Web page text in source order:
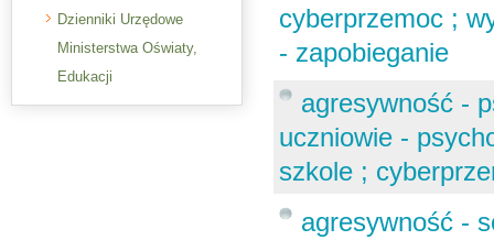
Dzienniki Urzędowe
Ministerstwa Oświaty,
Edukacji
cyberprzemoc ;
- zapobieganie
agresywność -
uczniowie -
szkole ;
agresywność -